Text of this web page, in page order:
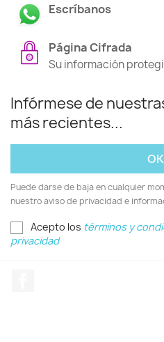
Escríbanos
Página Cifrada
Su información
Infórmese de
más recientes...
Puede darse de baja en cualquier
nuestro aviso de privacidad e
Acepto los términos y
privacidad